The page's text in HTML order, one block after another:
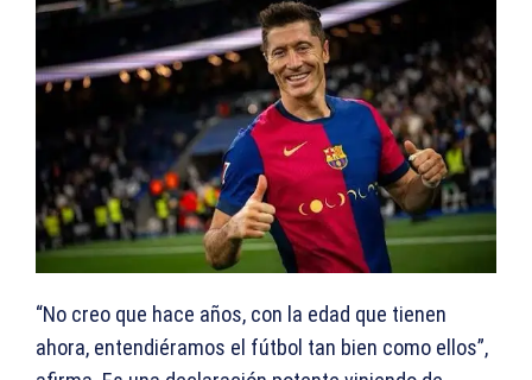
“No creo que hace años, con la edad que tienen
ahora, entendiéramos el fútbol tan bien como ellos”,